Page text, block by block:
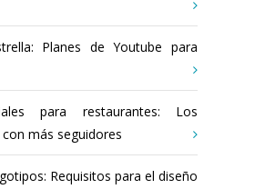
Planes de Youtube para
para restaurantes: Los
más seguidores
Requisitos para el diseño